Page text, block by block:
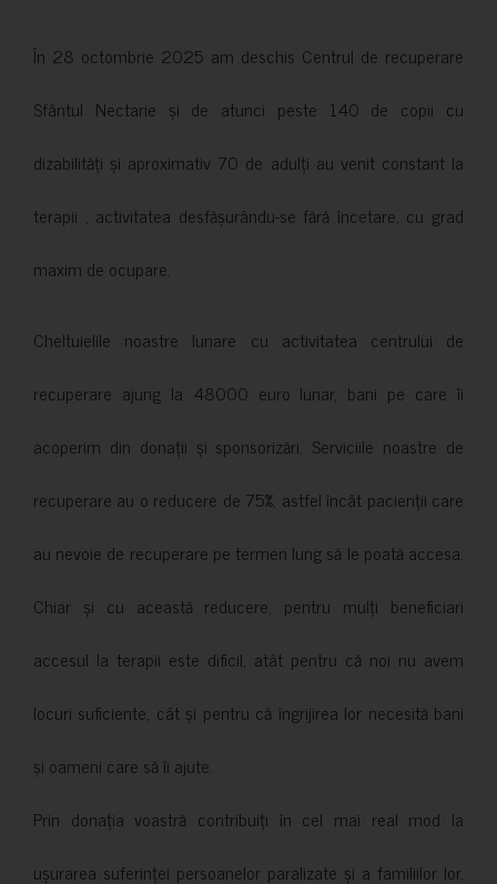
În 28 octombrie 2025 am deschis Centrul de recuperare
Sfântul Nectarie și de atunci peste 140 de copii cu
dizabilități și aproximativ 70 de adulți au venit constant la
terapii , activitatea desfășurându-se fără încetare, cu grad
maxim de ocupare.
Cheltuielile noastre lunare cu activitatea centrului de
recuperare ajung la 48000 euro lunar, bani pe care îi
acoperim din donații și sponsorizări. Serviciile noastre de
recuperare au o reducere de 75%, astfel încât pacienții care
au nevoie de recuperare pe termen lung să le poată accesa.
Chiar și cu această reducere, pentru mulți beneficiari
accesul la terapii este dificil, atât pentru că noi nu avem
locuri suficiente, cât și pentru că îngrijirea lor necesită bani
și oameni care să îi ajute.
Prin donația voastră contribuiți în cel mai real mod la
ușurarea suferinței persoanelor paralizate și a familiilor lor,